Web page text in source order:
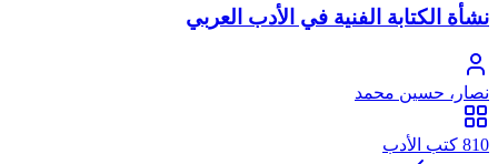
نشأة الكتابة الفنية في الأدب العربي
نصار، حسين محمد
810 كتب الأدب